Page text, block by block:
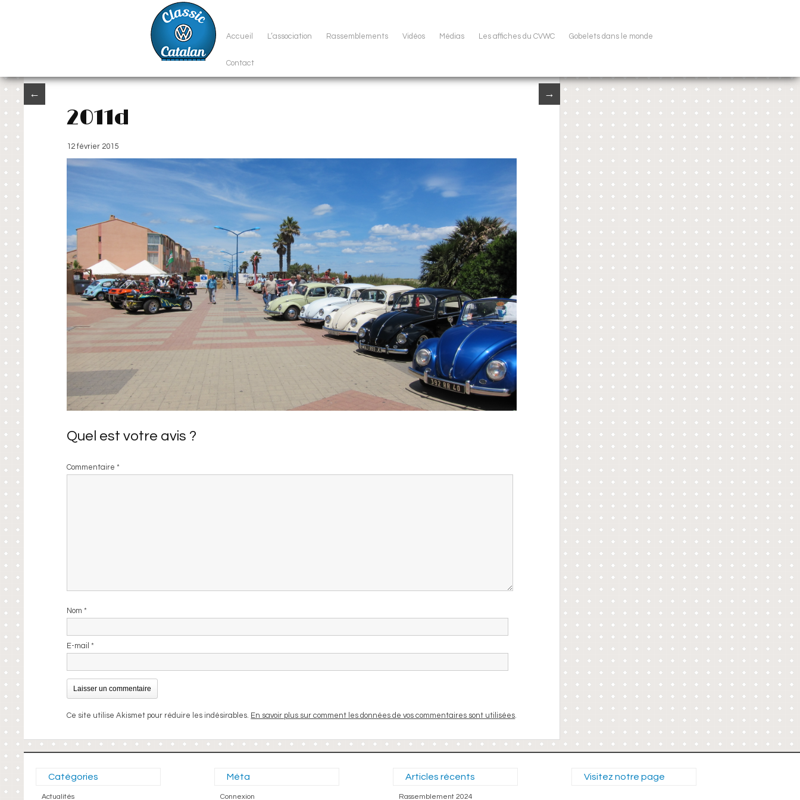
Accueil L’association Rassemblements Vidéos Médias Les affiches du CVWC Gobelets dans le monde
Contact
← →
2011d
12 février 2015
Quel est votre avis ?
Commentaire*
Nom*
E-mail*
Ce site utilise Akismet pour réduire les indésirables. En savoir plus sur comment les données de vos commentaires sont utilisées.
Catégories
Actualités
Méta
Connexion
Articles récents
Rassemblement 2024
Visitez notre page